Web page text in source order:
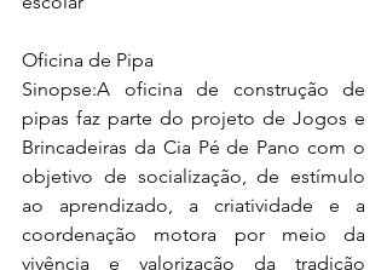
Oficina de Pipa
Sinopse:A oficina de construção de
pipas faz parte do projeto de Jogos e
Brincadeiras da Cia Pé de Pano com o
objetivo de socialização, de estímulo
ao aprendizado, a criatividade e a
coordenação motora por meio da
vivência e valorização da tradição